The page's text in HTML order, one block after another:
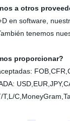
a otros
en software,
tenemos
proporcionar?